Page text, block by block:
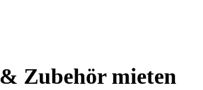
Zubehör mieten